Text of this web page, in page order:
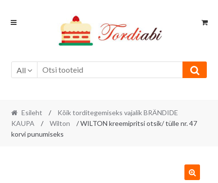
Skip
Skip
All
Esileht /
Kõik torditegemiseks vajalik BRÄNDIDE
KAUPA
/ Wilton
/ WILTON kreemipritsi otsik/ tülle nr. 47
korvi punumiseks